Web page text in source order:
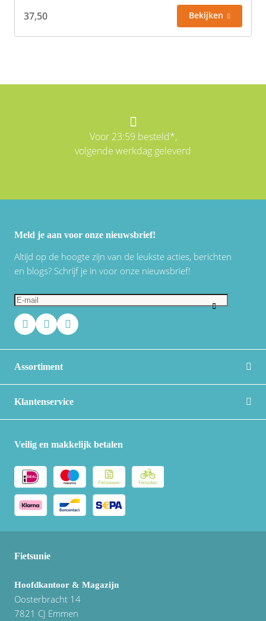
37,50 Bekijken
Voor 23:59 besteld*,
volgende werkdag geleverd
Meld je aan voor onze nieuwsbrief!
Altijd op de hoogte zijn van de leukste acties, berichten
en blogs? Schrijf je in voor onze nieuwsbrief!
Assortiment
Klantenservice
Veilig en makkelijk betalen
Fietsunie
Hoofdkantoor & Magazijn
Oosterbracht 14
7821 CJ Emmen